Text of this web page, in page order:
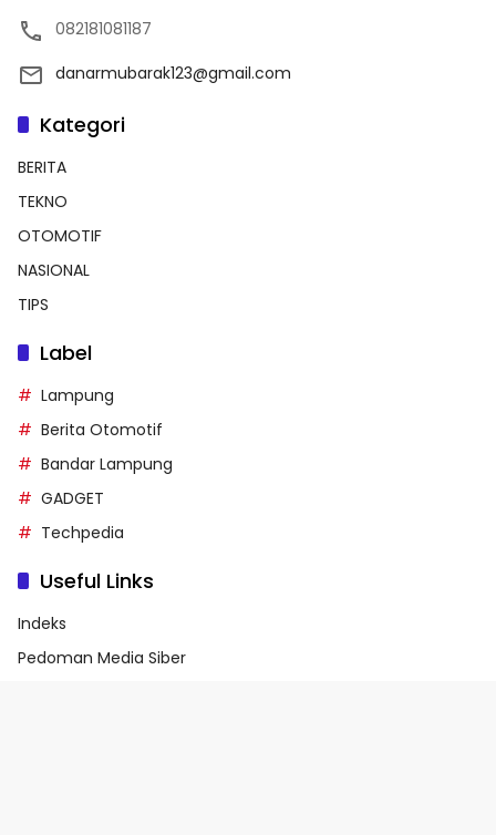
082181081187
danarmubarak123@gmail.com
Kategori
BERITA
TEKNO
OTOMOTIF
NASIONAL
TIPS
Label
Lampung
Berita Otomotif
Bandar Lampung
GADGET
Techpedia
Useful Links
Indeks
Pedoman Media Siber